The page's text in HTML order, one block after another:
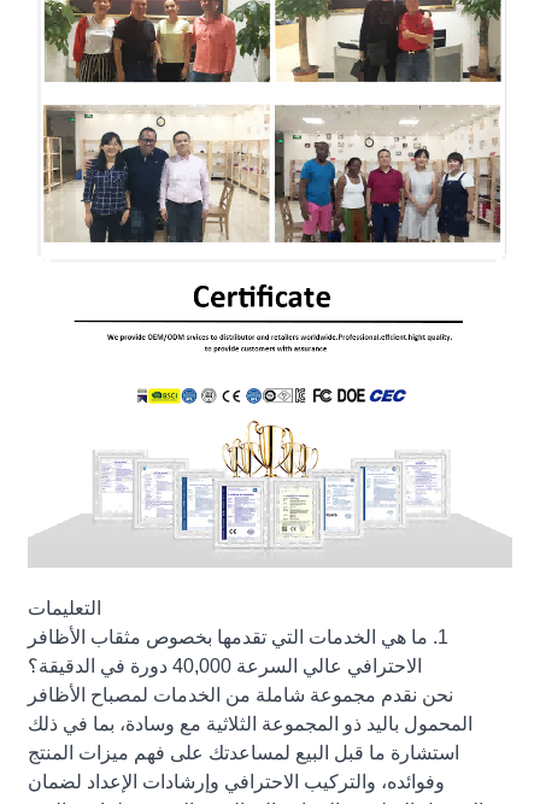
التعليمات
1. ما هي الخدمات التي تقدمها بخصوص مثقاب الأظافر
الاحترافي عالي السرعة 40,000 دورة في الدقيقة؟
نحن نقدم مجموعة شاملة من الخدمات لمصباح الأظافر
المحمول باليد ذو المجموعة الثلاثية مع وسادة، بما في ذلك
استشارة ما قبل البيع لمساعدتك على فهم ميزات المنتج
وفوائده، والتركيب الاحترافي وإرشادات الإعداد لضمان